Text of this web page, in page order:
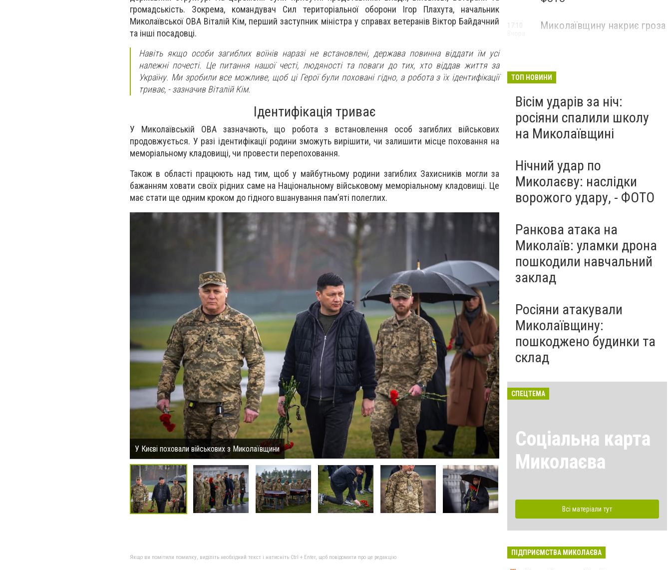
громадськість. Зокрема, командувач Сил територіальної оборони Ігор Плахута, начальник
Миколаївської ОВА Віталій Кім, перший заступник міністра у справах ветеранів Віктор Байдачний
та інші посадовці.
Навіть якщо особи загиблих воїнів наразі не встановлені, держава повинна віддати їм усі
належні почесті. Це питання нашої честі, людяності та поваги до тих, хто віддав життя за
Україну. Ми зробили все можливе, щоб ці Герої були поховані гідно, а робота з їх ідентифікації
триває, - зазначив Віталій Кім.
Ідентифікація триває
У Миколаївській ОВА зазначають, що робота з встановлення особ загиблих військових
продовжується. У разі ідентифікації родини зможуть вирішити, чи залишити місце поховання на
меморіальному кладовищі, чи провести перепоховання.
Також в області працюють над тим, щоб у майбутньому родини загиблих Захисників могли за
бажанням ховати своїх рідних саме на Національному військовому меморіальному кладовищі. Це
має стати ще одним кроком до гідного вшанування пам’яті полеглих.
У Києві поховали військових з Миколаївщини У Києві поховали військових з Миколаївщини
Якщо ви помітили помилку, виділіть необхідний текст і натисніть Ctrl + Enter, щоб повідомити про це редакцію
Миколаївщину накриє гроза
17:10
ТОП НОВИНИ
Вісім ударів за ніч:
росіяни спалили школу
на Миколаївщині
Нічний удар по
Миколаєву: наслідки
ворожого удару, - ФОТО
Ранкова атака на
Миколаїв: уламки дрона
пошкодили навчальний
заклад
Росіяни атакували
Миколаївщину:
пошкоджено будинки та
склад
СПЕЦТЕМА
Соціальна карта
Миколаєва
Всі матеріали тут
ПІДПРИЄМСТВА МИКОЛАЄВА